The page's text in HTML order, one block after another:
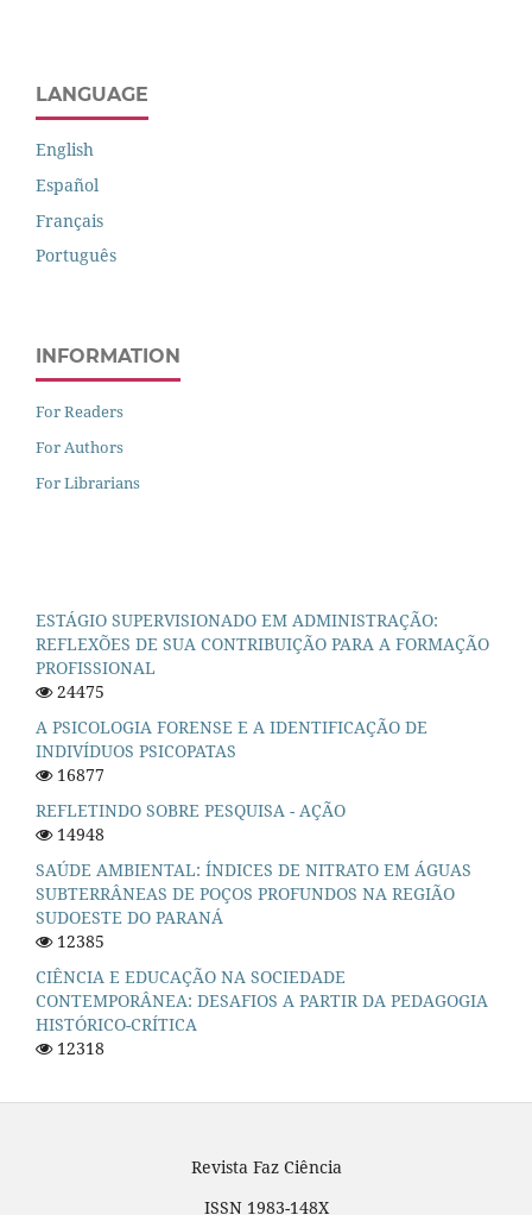
LANGUAGE
English
Español
Français
Português
INFORMATION
For Readers
For Authors
For Librarians
ESTÁGIO SUPERVISIONADO EM ADMINISTRAÇÃO:
REFLEXÕES DE SUA CONTRIBUIÇÃO PARA A FORMAÇÃO
PROFISSIONAL
24475
A PSICOLOGIA FORENSE E A IDENTIFICAÇÃO DE
INDIVÍDUOS PSICOPATAS
16877
REFLETINDO SOBRE PESQUISA - AÇÃO
14948
SAÚDE AMBIENTAL: ÍNDICES DE NITRATO EM ÁGUAS
SUBTERRÂNEAS DE POÇOS PROFUNDOS NA REGIÃO
SUDOESTE DO PARANÁ
12385
CIÊNCIA E EDUCAÇÃO NA SOCIEDADE
CONTEMPORÂNEA: DESAFIOS A PARTIR DA PEDAGOGIA
HISTÓRICO-CRÍTICA
12318
Revista Faz Ciência
ISSN 1983-148X